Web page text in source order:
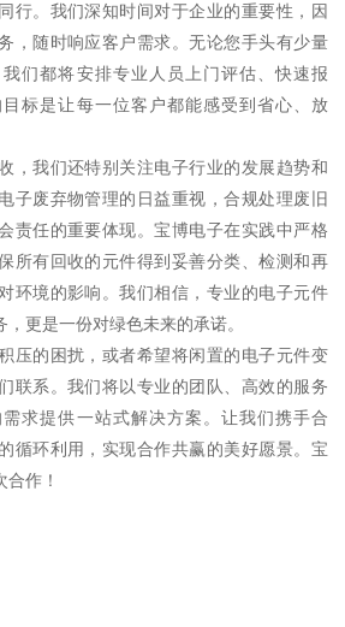
行。我们深知时间对于企业的重要性，因
，随时响应客户需求。无论您手头有少量
们都将安排专业人员上门评估、快速报
标是让每一位客户都能感受到省心、放
，我们还特别关注电子行业的发展趋势和
子废弃物管理的日益重视，合规处理废旧
责任的重要体现。宝博电子在实践中严格
所有回收的元件得到妥善分类、检测和再
环境的影响。我们相信，专业的电子元件
更是一份对绿色未来的承诺。
压的困扰，或者希望将闲置的电子元件变
联系。我们将以专业的团队、高效的服务
求提供一站式解决方案。让我们携手合
循环利用，实现合作共赢的美好愿景。宝
作！